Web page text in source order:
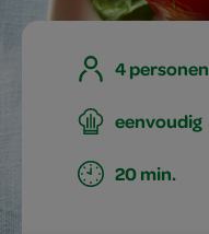
4 personen
eenvoudig
20 min.